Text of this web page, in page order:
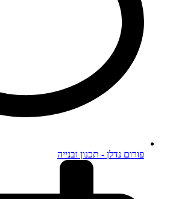
פורום נדלן - תכנון ובנייה